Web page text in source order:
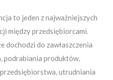
to jeden z najważniejszych
między przedsiębiorcami.
dochodzi do zawłaszczenia
podrabiania produktów,
utrudniania